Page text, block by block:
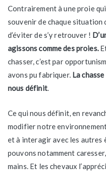
Contrairement à une proie
souvenir de chaque situation
d’éviter de s’y retrouver !
agissons comme des proies.
chasser, c’est par
avons pu fabriquer. La
nous définit.
Ce qui nous définit, en
modifier notre
et à interagir avec les autres
pouvons notamment
mains. Et les chevaux